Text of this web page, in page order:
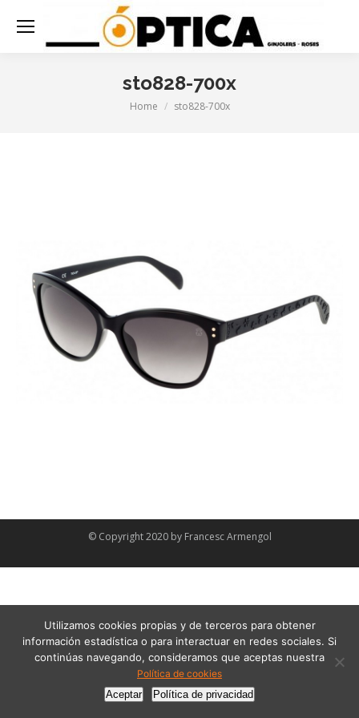
sto828-700x
You are here:
Home sto828-700x
© Copyright 2020 by Francesc Armengol
Utilizamos cookies propias y de terceros para obtener
información estadística o para interactuar en redes sociales. Si
continúas navegando, consideramos que aceptas nuestra
Política de cookies
Aceptar
Política de privacidad